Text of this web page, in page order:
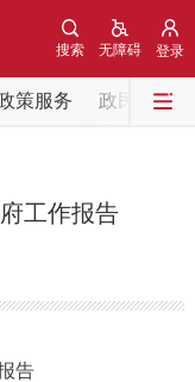
登录
无障碍
搜索
策服务 政民互动
部门动态
工作报告
告